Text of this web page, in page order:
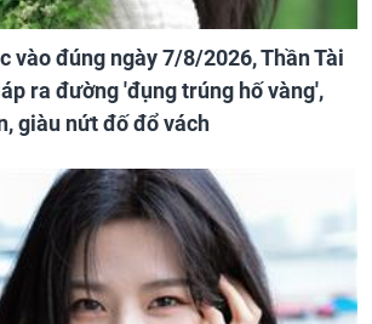
vào đúng ngày 7/8/2026, Thần Tài
ra đường 'đụng trúng hố vàng',
giàu nứt đố đổ vách